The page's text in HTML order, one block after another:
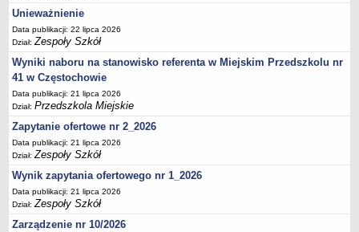
Unieważnienie
Data publikacji: 22 lipca 2026
Dział:Zespoły Szkół
Wyniki naboru na stanowisko referenta w Miejskim Przedszkolu nr
41 w Częstochowie
Data publikacji: 21 lipca 2026
Dział:Przedszkola Miejskie
Zapytanie ofertowe nr 2_2026
Data publikacji: 21 lipca 2026
Dział:Zespoły Szkół
Wynik zapytania ofertowego nr 1_2026
Data publikacji: 21 lipca 2026
Dział:Zespoły Szkół
Zarządzenie nr 10/2026